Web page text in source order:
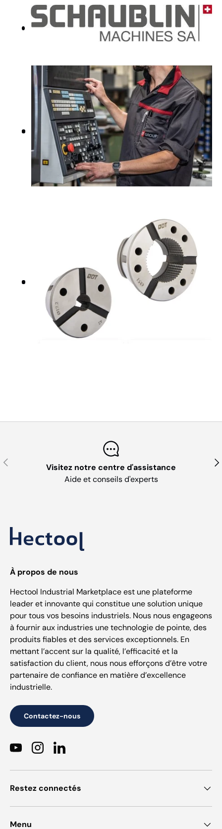
Précédent
Visitez notre centre d'assistance
Aide et conseils d'experts
À propos de nous
Hectool Industrial Marketplace est une plateforme
leader et innovante qui constitue une solution unique
pour tous vos besoins industriels. Nous nous engageons
à fournir aux industries une technologie de pointe, des
produits fiables et des services exceptionnels. En
mettant l’accent sur la qualité, l’efficacité et la
satisfaction du client, nous nous efforçons d’être votre
partenaire de confiance en matière d’excellence
industrielle.
Contactez-nous
YouTubeInstagramLinkedIn
Restez connectés
Menu